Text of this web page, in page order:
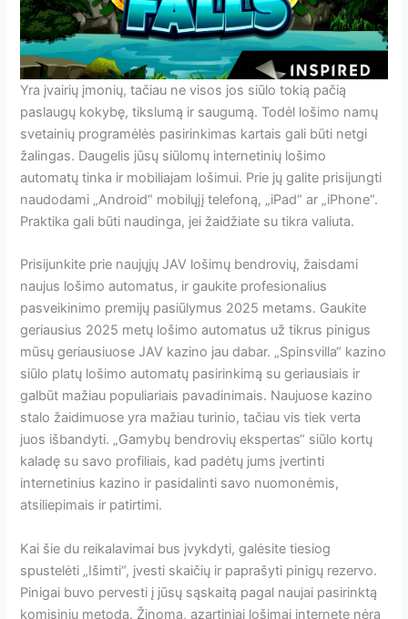
Yra įvairių įmonių, tačiau ne visos jos siūlo tokią pačią
paslaugų kokybę, tikslumą ir saugumą. Todėl lošimo namų
svetainių programėlės pasirinkimas kartais gali būti netgi
žalingas. Daugelis jūsų siūlomų internetinių lošimo
automatų tinka ir mobiliajam lošimui. Prie jų galite prisijungti
naudodami „Android“ mobilųjį telefoną, „iPad“ ar „iPhone“.
Praktika gali būti naudinga, jei žaidžiate su tikra valiuta.
Prisijunkite prie naujųjų JAV lošimų bendrovių, žaisdami
naujus lošimo automatus, ir gaukite profesionalius
pasveikinimo premijų pasiūlymus 2025 metams. Gaukite
geriausius 2025 metų lošimo automatus už tikrus pinigus
mūsų geriausiuose JAV kazino jau dabar. „Spinsvilla“ kazino
siūlo platų lošimo automatų pasirinkimą su geriausiais ir
galbūt mažiau populiariais pavadinimais. Naujuose kazino
stalo žaidimuose yra mažiau turinio, tačiau vis tiek verta
juos išbandyti. „Gamybų bendrovių ekspertas“ siūlo kortų
kaladę su savo profiliais, kad padėtų jums įvertinti
internetinius kazino ir pasidalinti savo nuomonėmis,
atsiliepimais ir patirtimi.
Kai šie du reikalavimai bus įvykdyti, galėsite tiesiog
spustelėti „Išimti“, įvesti skaičių ir paprašyti pinigų rezervo.
Pinigai buvo pervesti į jūsų sąskaitą pagal naujai pasirinktą
komisinių metodą. Žinoma, azartiniai lošimai internete nėra